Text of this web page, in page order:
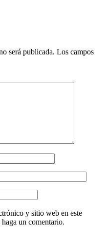
será publicada. Los campos
y sitio web en este
un comentario.